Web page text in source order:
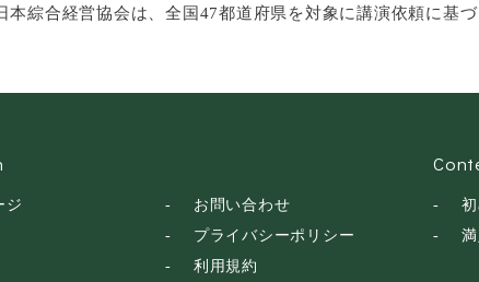
本綜合経営協会は、全国47都道府県を対象に講演依頼に基
ジ
お問い合わせ
プライバシーポリシー
利用規約